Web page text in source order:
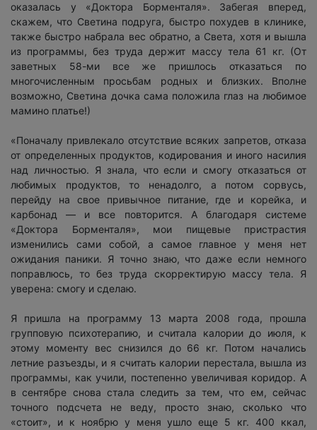
оказалась у «Доктора Борменталя». Забегая вперед,
скажем, что Светина подруга, быстро похудев в клинике,
также быстро набрала вес обратно, а Света, хотя и вышла
из программы, без труда держит массу тела 61 кг. (От
заветных 58-ми все же пришлось отказаться по
многочисленным просьбам родных и близких. Вполне
возможно, Светина дочка сама положила глаз на любимое
мамино платье!)
«Поначалу привлекало отсутствие всяких запретов, отказа
от определенных продуктов, кодирования и иного насилия
над личностью. Я знала, что если и смогу отказаться от
любимых продуктов, то ненадолго, а потом сорвусь,
перейду на свое привычное питание, где и корейка, и
карбонад — и все повторится. А благодаря системе
«Доктора Борменталя», мои пищевые пристрастия
изменились сами собой, а самое главное у меня нет
ожидания паники. Я точно знаю, что даже если немного
поправлюсь, то без труда скорректирую массу тела. Я
уверена: смогу и сделаю.
Я пришла на программу 13 марта 2008 года, прошла
групповую психотерапию, и считала калории до июля, к
этому моменту вес снизился до 66 кг. Потом начались
летние разъезды, и я считать калории перестала, вышла из
программы, как учили, постепенно увеличивая коридор. А
в сентябре снова стала следить за тем, что ем, сейчас
точного подсчета не веду, просто знаю, сколько что
«стоит», и к ноябрю у меня ушло еще 5 кг. 400 ккал,